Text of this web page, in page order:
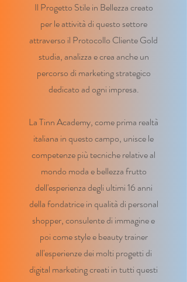
Il Progetto Stile in Bellezza creato
per le attività di questo settore
attraverso il Protocollo Cliente Gold
studia, analizza e crea anche un
percorso di marketing strategico
dedicato ad ogni impresa.
La Tinn Academy, come prima realtà
italiana in questo campo, unisce le
competenze più tecniche relative al
mondo moda e bellezza frutto
dell'esperienza degli ultimi 16 anni
della fondatrice in qualità di personal
shopper, consulente di immagine e
poi come style e beauty trainer
all'esperienze dei molti progetti di
digital marketing creati in tutti questi